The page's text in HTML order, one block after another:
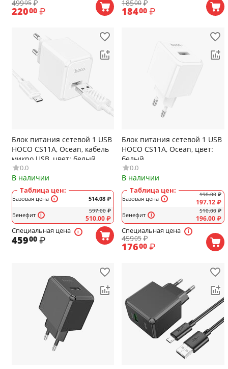
49995 ₽
22000 ₽
18500₽
18400 ₽
Блок питания сетевой 1 USB
HOCO CS11A, Ocean, кабель
микро USB, цвет: белый
0.0
В наличии
Таблица цен:
Базовая цена
Бенефит
514.08 ₽
597.00 ₽
510.00₽
Специальная цена
45900 ₽
Блок питания сетевой 1 USB
HOCO CS11A, Ocean, цвет:
белый
0.0
В наличии
Таблица цен:
Базовая цена
Бенефит
198.00 ₽
197.12₽
510.00 ₽
196.00₽
Специальная цена
45905₽
17600 ₽